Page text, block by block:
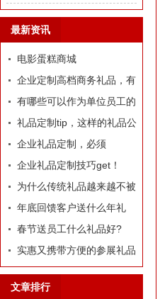
最新资讯
电影蛋糕商城
企业定制高档商务礼品，有
哪些推荐？
有哪些可以作为单位员工的
定制礼品？
礼品定制tip，这样的礼品公
司我才爱！
企业礼品定制，必须
有“里”、有“面”
企业礼品定制技巧get！
为什么传统礼品越来越不被
选择了
年底回馈客户送什么年礼
好?
春节送员工什么礼品好?
实惠又携带方便的参展礼品
文章排行